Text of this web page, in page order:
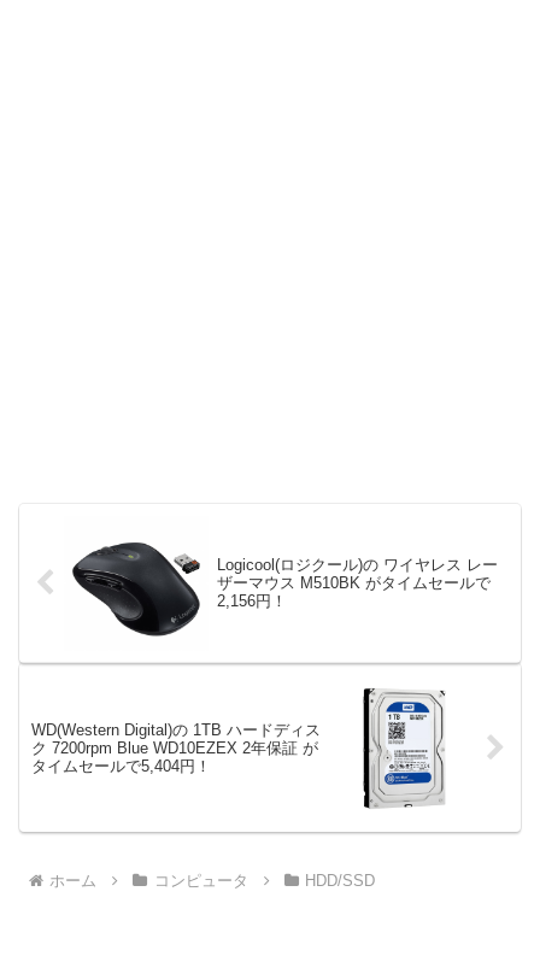
Logicool(ロジクール)の ワイヤレス レー
ザーマウス M510BK がタイムセールで
2,156円！
WD(Western Digital)の 1TB ハードディス
ク 7200rpm Blue WD10EZEX 2年保証 が
タイムセールで5,404円！
ホーム コンピュータ HDD/SSD